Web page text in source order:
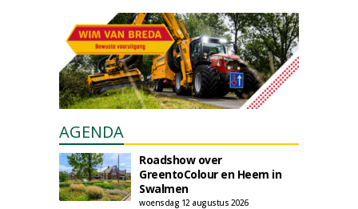
AGENDA
Roadshow over
GreentoColour en Heem in
Swalmen
woensdag 12 augustus 2026